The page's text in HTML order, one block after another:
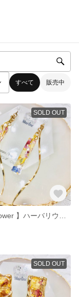
すべて 販売中
SOLD OUT
SOLD OUT